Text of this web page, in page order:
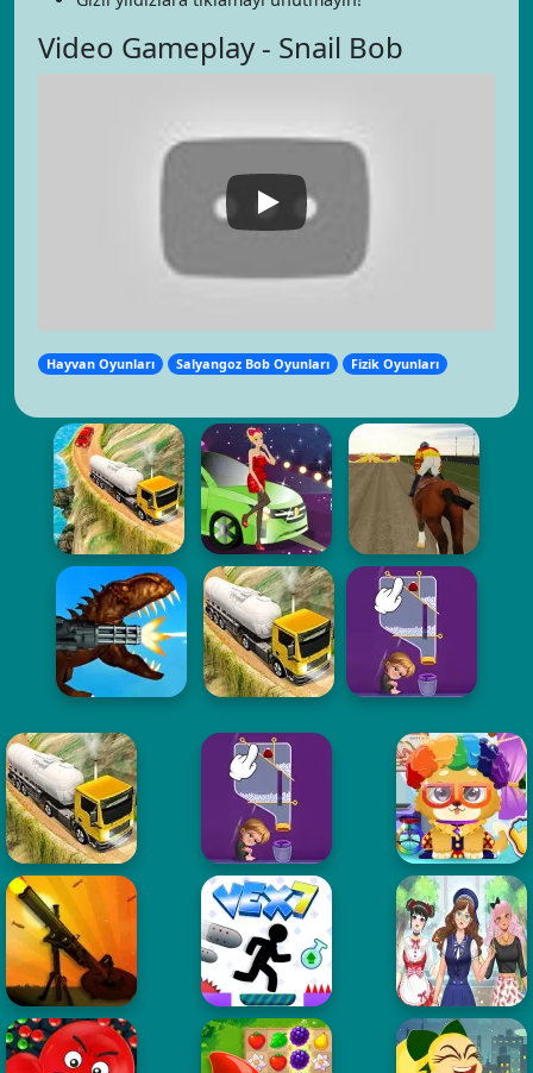
Video Gameplay - Snail Bob
Hayvan Oyunları Salyangoz Bob Oyunları Fizik Oyunları